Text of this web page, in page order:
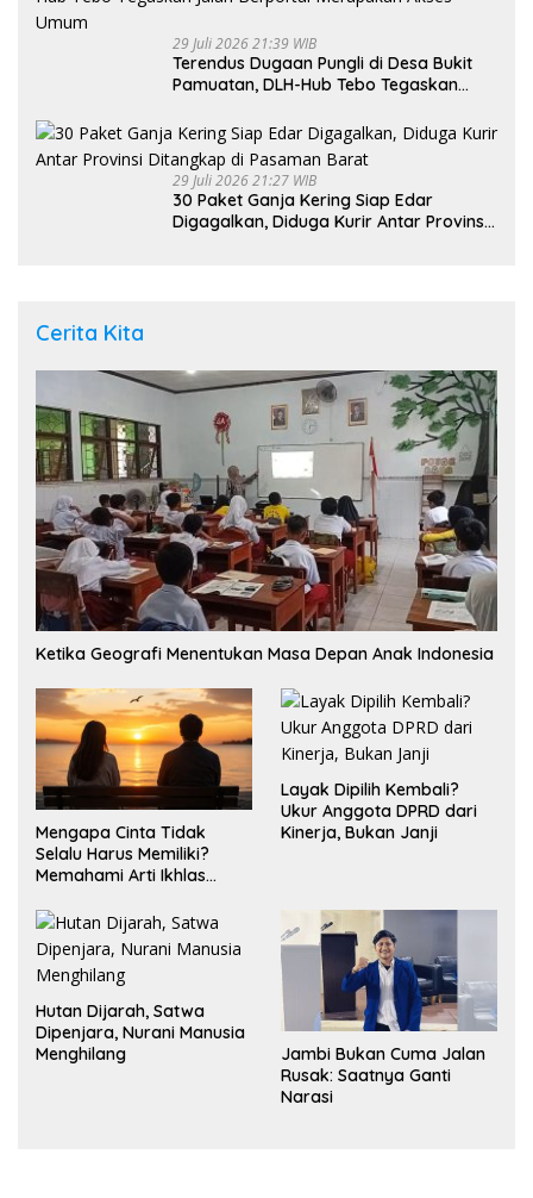
29 Juli 2026 21:39 WIB
Terendus Dugaan Pungli di Desa Bukit
Pamuatan, DLH-Hub Tebo Tegaskan
Umum
29 Juli 2026 21:27 WIB
30 Paket Ganja Kering Siap Edar
Digagalkan, Diduga Kurir Antar Provinsi
Cerita Kita
Ketika Geografi Menentukan Masa Depan Anak Indonesia
Mengapa Cinta Tidak
Selalu Harus Memiliki?
Memahami Arti Ikhlas
Layak Dipilih Kembali?
Ukur Anggota DPRD dari
Kinerja, Bukan Janji
Hutan Dijarah, Satwa
Dipenjara, Nurani Manusia
Menghilang
Jambi Bukan Cuma Jalan
Rusak: Saatnya Ganti
Narasi